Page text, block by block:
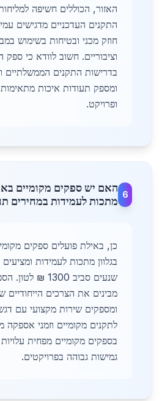
האזור, הכוללים חשיפה
התקנים העדכניים מדגישים
חוזק מכני ובטיחות בשימוש
וציבוריים. חשוב לוודא כי ספק
בדרישות התקנים הממשלתיים
ומספק תעודות איכות
ופרויקט.
6
האם יש ספקים מקומיים
מתכות לעמידות במחירים
כן, באילת פועלים ספקים
בגלוון מתכות לעמידות
שנעים סביב 1300
מבינים את הצרכים הייחודיים
ומספקים שירות מקצועי עם
לתקנים מקומיים וזמני אספקה
בספקים מקומיים מפחית
גמישות גבוהה בפרויקטים.